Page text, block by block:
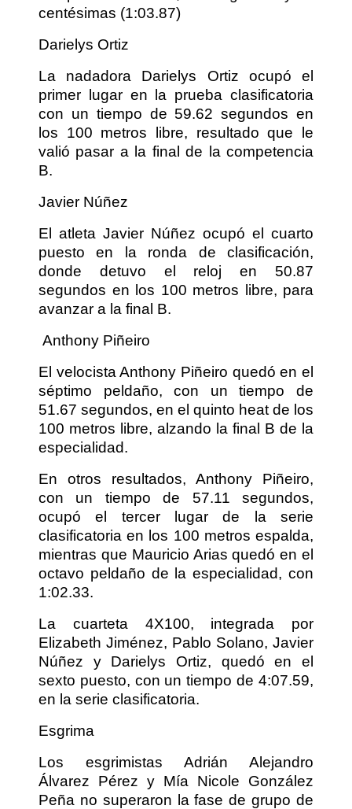
centésimas (1:03.87)
Darielys Ortiz
La nadadora Darielys Ortiz ocupó el
primer lugar en la prueba clasificatoria
con un tiempo de 59.62 segundos en
los 100 metros libre, resultado que le
valió pasar a la final de la competencia
B.
Javier Núñez
El atleta Javier Núñez ocupó el cuarto
puesto en la ronda de clasificación,
donde detuvo el reloj en 50.87
segundos en los 100 metros libre, para
avanzar a la final B.
Anthony Piñeiro
El velocista Anthony Piñeiro quedó en el
séptimo peldaño, con un tiempo de
51.67 segundos, en el quinto heat de los
100 metros libre, alzando la final B de la
especialidad.
En otros resultados, Anthony Piñeiro,
con un tiempo de 57.11 segundos,
ocupó el tercer lugar de la serie
clasificatoria en los 100 metros espalda,
mientras que Mauricio Arias quedó en el
octavo peldaño de la especialidad, con
1:02.33.
La cuarteta 4X100, integrada por
Elizabeth Jiménez, Pablo Solano, Javier
Núñez y Darielys Ortiz, quedó en el
sexto puesto, con un tiempo de 4:07.59,
en la serie clasificatoria.
Esgrima
Los esgrimistas Adrián Alejandro
Álvarez Pérez y Mía Nicole González
Peña no superaron la fase de grupo de